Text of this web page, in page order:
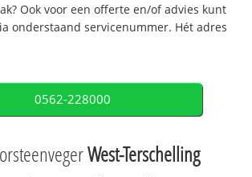
Ook voor een offerte en/of advies kunt
onderstaand servicenummer. Hét adres
0562-228000
West-Terschelling